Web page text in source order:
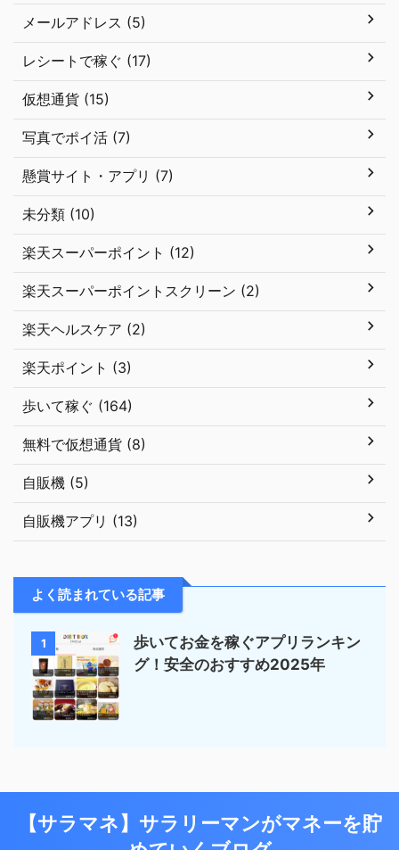
メールアドレス (5)
レシートで稼ぐ (17)
仮想通貨 (15)
写真でポイ活 (7)
懸賞サイト・アプリ (7)
未分類 (10)
楽天スーパーポイント (12)
楽天スーパーポイントスクリーン (2)
楽天ヘルスケア (2)
楽天ポイント (3)
歩いて稼ぐ (164)
無料で仮想通貨 (8)
自販機 (5)
自販機アプリ (13)
よく読まれている記事
1
歩いてお金を稼ぐアプリランキン
グ！安全のおすすめ2025年
【サラマネ】サラリーマンがマネーを貯